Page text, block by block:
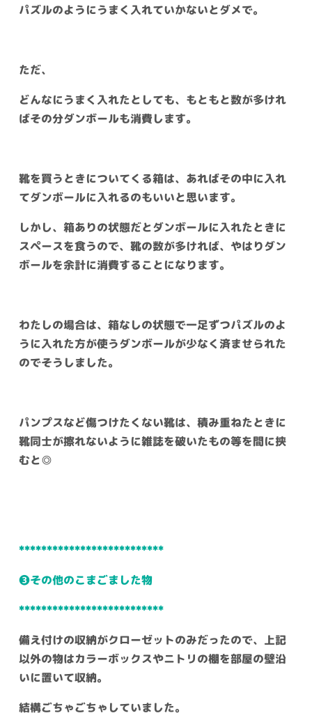
パズルのようにうまく入れていかないとダメで。
ただ、
どんなにうまく入れたとしても、もともと数が多けれ
ばその分ダンボールも消費します。
靴を買うときについてくる箱は、あればその中に入れ
てダンボールに入れるのもいいと思います。
しかし、箱ありの状態だとダンボールに入れたときに
スペースを食うので、靴の数が多ければ、やはりダン
ボールを余計に消費することになります。
わたしの場合は、箱なしの状態で一足ずつパズルのよ
うに入れた方が使うダンボールが少なく済ませられた
のでそうしました。
パンプスなど傷つけたくない靴は、積み重ねたときに
靴同士が擦れないように雑誌を破いたもの等を間に挟
むと◎
**************************
❸その他のこまごました物
**************************
備え付けの収納がクローゼットのみだったので、上記
以外の物はカラーボックスやニトリの棚を部屋の壁沿
いに置いて収納。
結構ごちゃごちゃしていました。